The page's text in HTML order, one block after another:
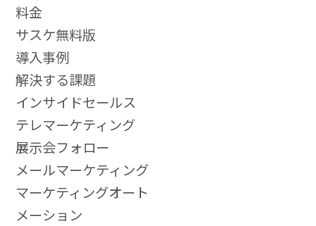
料金
サスケ無料版
導入事例
解決する課題
インサイドセールス
テレマーケティング
展示会フォロー
メールマーケティング
マーケティングオート
メーション